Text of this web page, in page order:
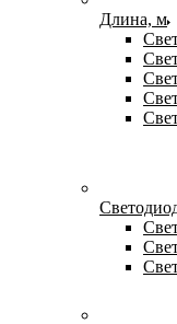
Длина, м